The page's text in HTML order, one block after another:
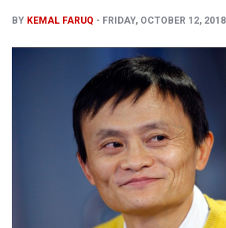
BY KEMAL FARUQ FRIDAY, OCTOBER 12,